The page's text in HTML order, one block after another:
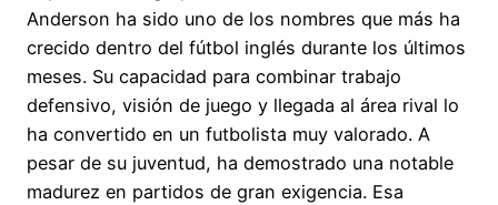
Anderson ha sido uno de los nombres que más ha
crecido dentro del fútbol inglés durante los últimos
meses. Su capacidad para combinar trabajo
defensivo, visión de juego y llegada al área rival lo
ha convertido en un futbolista muy valorado. A
pesar de su juventud, ha demostrado una notable
madurez en partidos de gran exigencia. Esa